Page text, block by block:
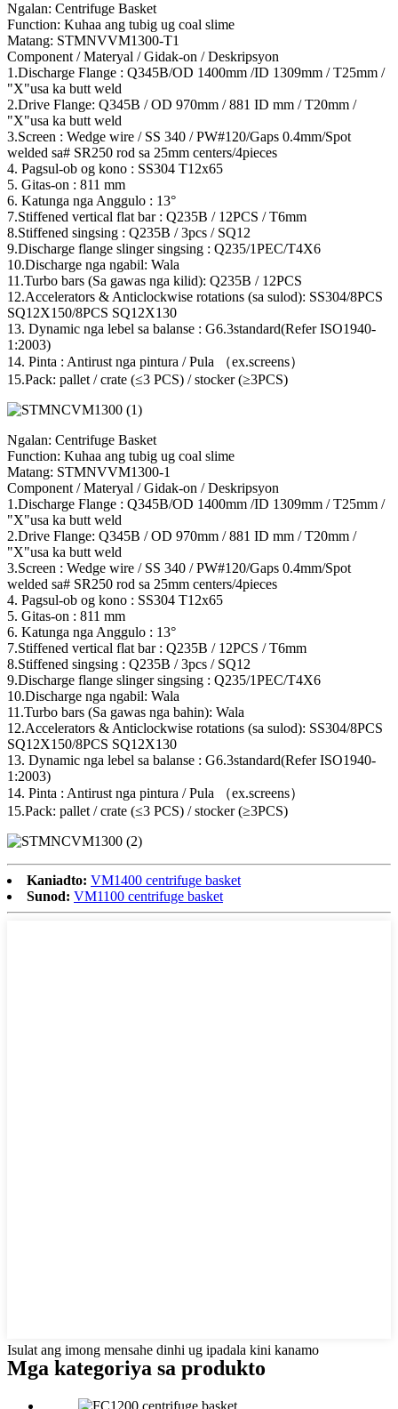
Ngalan: Centrifuge Basket
Function: Kuhaa ang tubig ug coal slime
Matang: STMNVVM1300-T1
Component / Materyal / Gidak-on / Deskripsyon
1.Discharge Flange : Q345B/OD 1400mm /ID 1309mm / T25mm /
"X"usa ka butt weld
2.Drive Flange: Q345B / OD 970mm / 881 ID mm / T20mm /
"X"usa ka butt weld
3.Screen : Wedge wire / SS 340 / PW#120/Gaps 0.4mm/Spot
welded sa# SR250 rod sa 25mm centers/4pieces
4. Pagsul-ob og kono : SS304 T12x65
5. Gitas-on : 811 mm
6. Katunga nga Anggulo : 13°
7.Stiffened vertical flat bar : Q235B / 12PCS / T6mm
8.Stiffened singsing : Q235B / 3pcs / SQ12
9.Discharge flange slinger singsing : Q235/1PEC/T4X6
10.Discharge nga ngabil: Wala
11.Turbo bars (Sa gawas nga kilid): Q235B / 12PCS
12.Accelerators & Anticlockwise rotations (sa sulod): SS304/8PCS
SQ12X150/8PCS SQ12X130
13. Dynamic nga lebel sa balanse : G6.3standard(Refer ISO1940-
1:2003)
14. Pinta : Antirust nga pintura / Pula （ex.screens）
15.Pack: pallet / crate (≤3 PCS) / stocker (≥3PCS)
Ngalan: Centrifuge Basket
Function: Kuhaa ang tubig ug coal slime
Matang: STMNVVM1300-1
Component / Materyal / Gidak-on / Deskripsyon
1.Discharge Flange : Q345B/OD 1400mm /ID 1309mm / T25mm /
"X"usa ka butt weld
2.Drive Flange: Q345B / OD 970mm / 881 ID mm / T20mm /
"X"usa ka butt weld
3.Screen : Wedge wire / SS 340 / PW#120/Gaps 0.4mm/Spot
welded sa# SR250 rod sa 25mm centers/4pieces
4. Pagsul-ob og kono : SS304 T12x65
5. Gitas-on : 811 mm
6. Katunga nga Anggulo : 13°
7.Stiffened vertical flat bar : Q235B / 12PCS / T6mm
8.Stiffened singsing : Q235B / 3pcs / SQ12
9.Discharge flange slinger singsing : Q235/1PEC/T4X6
10.Discharge nga ngabil: Wala
11.Turbo bars (Sa gawas nga bahin): Wala
12.Accelerators & Anticlockwise rotations (sa sulod): SS304/8PCS
SQ12X150/8PCS SQ12X130
13. Dynamic nga lebel sa balanse : G6.3standard(Refer ISO1940-
1:2003)
14. Pinta : Antirust nga pintura / Pula （ex.screens）
15.Pack: pallet / crate (≤3 PCS) / stocker (≥3PCS)
Kaniadto: VM1400 centrifuge basket
Sunod: VM1100 centrifuge basket
Isulat ang imong mensahe dinhi ug ipadala kini kanamo
Mga kategoriya sa produkto